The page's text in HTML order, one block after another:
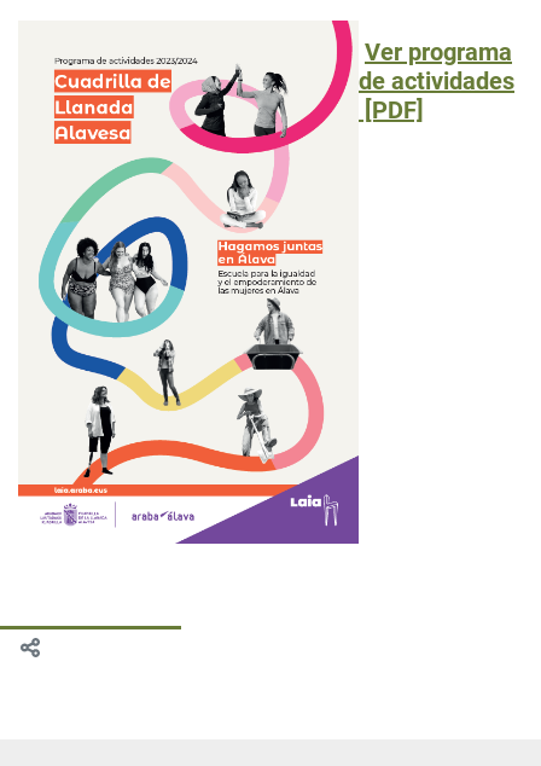
Ver programa
de actividades
[PDF]